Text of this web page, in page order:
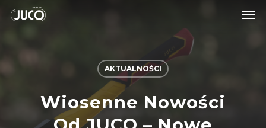
AKTUALNOŚCI
Wiosenne Nowości